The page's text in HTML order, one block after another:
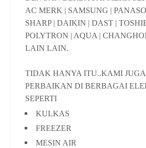
AC MERK | SAMSUNG |
SHARP | DAIKIN | DAST |
POLYTRON | AQUA |
LAIN LAIN.
TIDAK HANYA ITU..KAMI
PERBAIKAN DI BERBAGAI
SEPERTI
KULKAS
FREEZER
MESIN AIR